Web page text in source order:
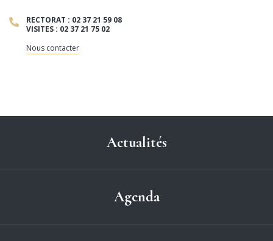
RECTORAT : 02 37 21 59 08
VISITES : 02 37 21 75 02
Nous contacter
Actualités
Agenda